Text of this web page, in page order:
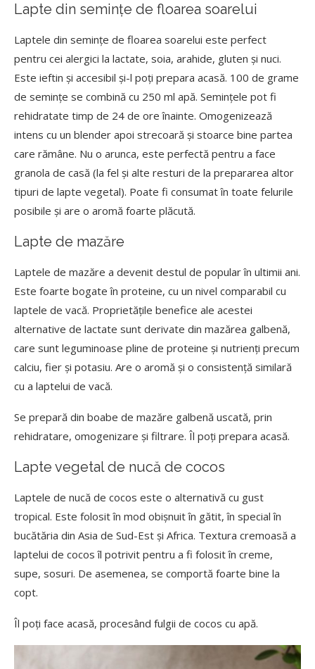
Lapte din semințe de floarea soarelui
Laptele din semințe de floarea soarelui este perfect
pentru cei alergici la lactate, soia, arahide, gluten și nuci.
Este ieftin și accesibil și-l poți prepara acasă. 100 de grame
de semințe se combină cu 250 ml apă. Semințele pot fi
rehidratate timp de 24 de ore înainte. Omogenizează
intens cu un blender apoi strecoară și stoarce bine partea
care rămâne. Nu o arunca, este perfectă pentru a face
granola de casă (la fel și alte resturi de la prepararea altor
tipuri de lapte vegetal). Poate fi consumat în toate felurile
posibile și are o aromă foarte plăcută.
Lapte de mazăre
Laptele de mazăre a devenit destul de popular în ultimii ani.
Este foarte bogate în proteine, cu un nivel comparabil cu
laptele de vacă. Proprietățile benefice ale acestei
alternative de lactate sunt derivate din mazărea galbenă,
care sunt leguminoase pline de proteine și nutrienți precum
calciu, fier și potasiu. Are o aromă și o consistență similară
cu a laptelui de vacă.
Se prepară din boabe de mazăre galbenă uscată, prin
rehidratare, omogenizare și filtrare. Îl poți prepara acasă.
Lapte vegetal de nucă de cocos
Laptele de nucă de cocos este o alternativă cu gust
tropical. Este folosit în mod obișnuit în gătit, în special în
bucătăria din Asia de Sud-Est și Africa. Textura cremoasă a
laptelui de cocos îl potrivit pentru a fi folosit în creme,
supe, sosuri. De asemenea, se comportă foarte bine la
copt.
Îl poți face acasă, procesând fulgii de cocos cu apă.